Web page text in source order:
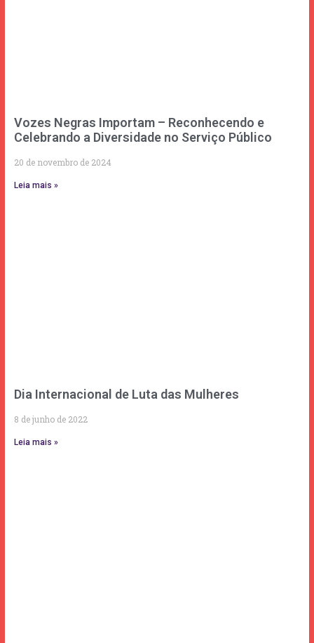
Vozes Negras Importam – Reconhecendo e
Celebrando a Diversidade no Serviço Público
20 de novembro de 2024
Leia mais »
Dia Internacional de Luta das Mulheres
8 de junho de 2022
Leia mais »